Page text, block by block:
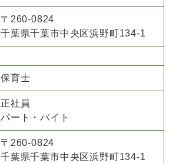
〒260-0824
千葉県千葉市中央区浜野町134-1
保育士
正社員
パート・バイト
〒260-0824
千葉県千葉市中央区浜野町134-1